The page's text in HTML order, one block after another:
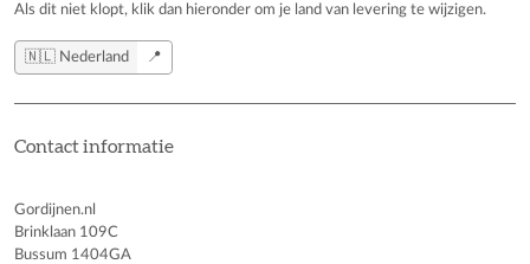
Als dit niet klopt, klik dan hieronder om je land van levering te wijzigen.
🇳🇱 Nederland 📍
Contact informatie
Gordijnen.nl
Brinklaan 109C
Bussum 1404GA